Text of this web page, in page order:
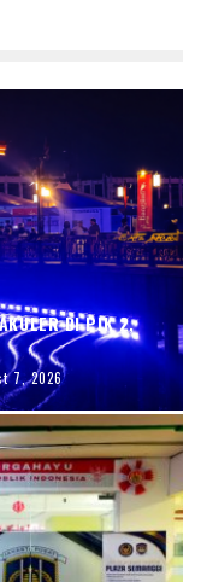
DI PIK 2,
7, 2026